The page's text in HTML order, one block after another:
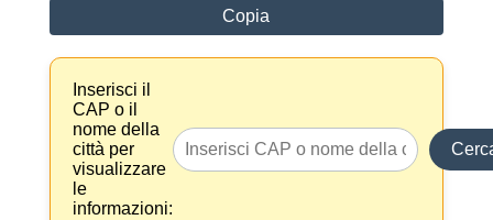
Copia
Inserisci il
CAP o il
nome della
città per
visualizzare
le
informazioni: